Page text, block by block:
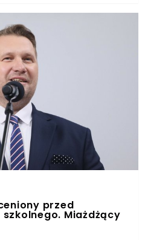
związane z koniecznością
dydaktyki i działalności
- napisał w
MEiN.W piątek 1 października
akademicki 2021/2022.
i większość zajęć
stacjonarnym. Takie
Czarnek uświetnił
rok akademicki w Szkole
w Warszawie. - Przed
– jak wszystko na to
mierzyli się z pandemią
minister edukacji.
przed
Miażdżący